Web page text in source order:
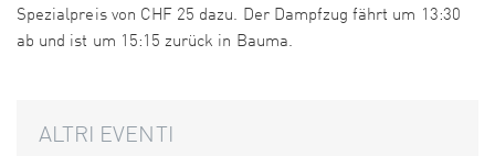
Spezialpreis von CHF 25 dazu. Der Dampfzug fährt um 13:30
ab und ist um 15:15 zurück in Bauma.
ALTRI EVENTI